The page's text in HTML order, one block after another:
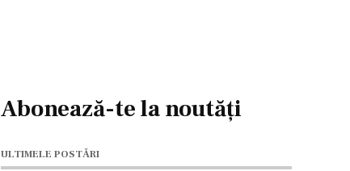
Abonează-te la noutăți
ULTIMELE POSTĂRI